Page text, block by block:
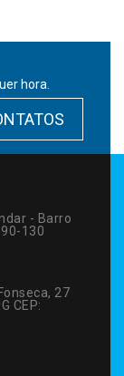
hora.
- Barro
130
27
CEP: